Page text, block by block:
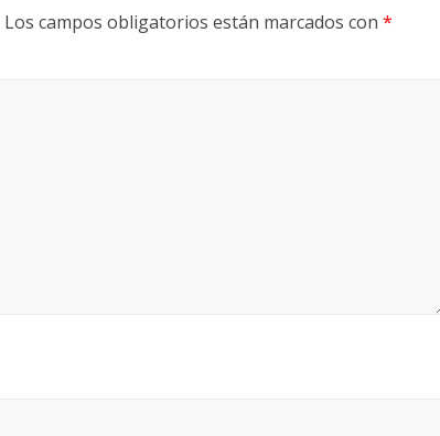
Los campos obligatorios están marcados con *